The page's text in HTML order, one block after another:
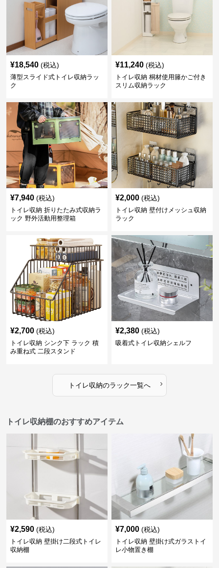
¥18,540 (税込)
薄型スライド式トイレ収納ラッ
ク
¥11,240 (税込)
トイレ収納 桐材使用籐かご付き
スリム収納ラック
¥7,940 (税込)
トイレ収納 折りたたみ式収納ラ
ック 野外活動用整理箱
¥2,000 (税込)
トイレ収納 壁付けメッシュ収納
ラック
¥2,700 (税込)
トイレ収納 シンク下 ラック 積
み重ね式 二段スタンド
¥2,380 (税込)
吸着式トイレ収納シェルフ
トイレ収納のラック一覧へ ›
トイレ収納棚のおすすめアイテム
¥2,590 (税込)
トイレ収納 壁掛け二段式トイレ
収納棚
¥7,000 (税込)
トイレ収納 壁掛け式ガラストイ
レ小物置き棚